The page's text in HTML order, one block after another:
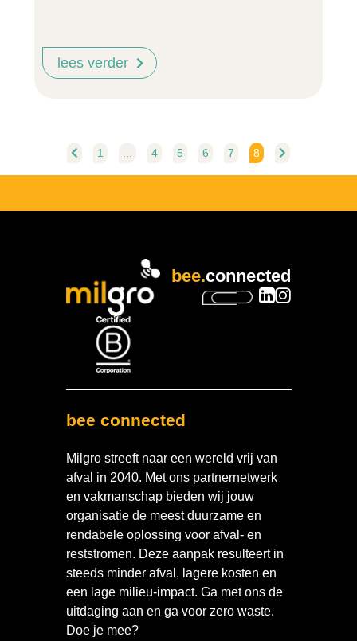
lees verder
1 4 5 6 7 8
bee.connected
bee connected
Milgro streeft naar een wereld vrij van
afval in 2040. Met ons partnernetwerk
en vakmanschap bieden wij jouw
organisatie de meest duurzame en
rendabele oplossing voor afval- en
reststromen. Deze aanpak resulteert in
steeds minder afval, lagere kosten en
een lage milieu-impact. Ga met ons de
uitdaging aan en ga voor zero waste.
Doe je mee?